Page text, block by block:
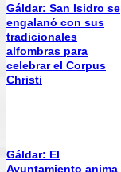
Gáldar: San Isidro se
engalanó con sus
tradicionales
alfombras para
celebrar el Corpus
Christi
Gáldar: El
Ayuntamiento anima